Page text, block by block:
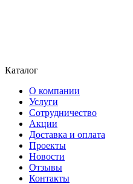
Каталог
О компании
Услуги
Сотрудничество
Акции
Доставка и оплата
Проекты
Новости
Отзывы
Контакты